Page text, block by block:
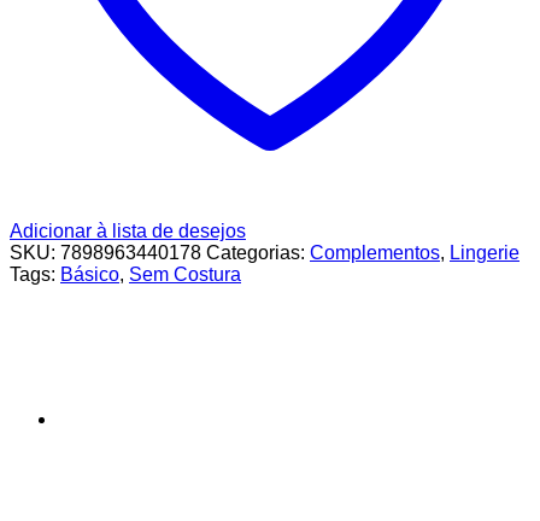
Adicionar à lista de desejos
SKU: 7898963440178 Categorias: Complementos, Lingerie
Tags: Básico, Sem Costura